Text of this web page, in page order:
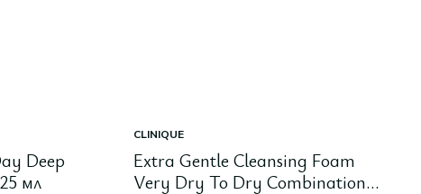
Deep
мл
CLINIQUE
Extra Gentle Cleansing Foam
Very Dry To Dry Combination,